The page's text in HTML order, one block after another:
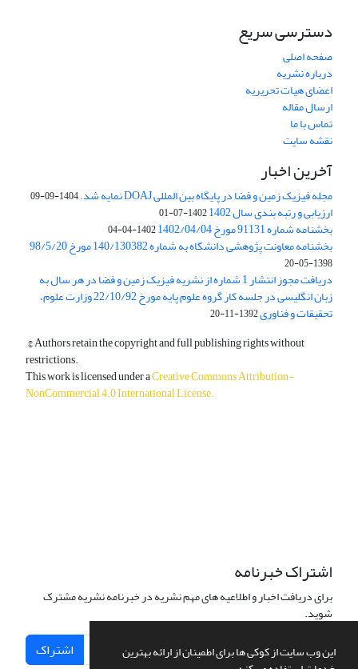
این وب سایت از کوکی ها برای اطمینان از ارائه بهترین
دسترسی سریع
صفحه اصلی
درباره نشریه
اعضای هیات تحریریه
ارسال مقاله
تماس با ما
نقشه سایت
آخرین اخبار
مجله فیزیک زمین و فضا در پایگاه بین المللی DOAJ نمایه شد. 1404-09-09
ارزیابی و رتبه بندی سال 1402 1402-07-01
بخشنامه شماره 91131 مورخ 1402/04/04 1402-04-04
بخشنامه معاونت پژوهشی دانشگاه به شماره 140/130382 مورخ 98/5/20
1398-05-20
دریافت مجوز انتشار 1 شماره از نشریه فیزیک زمین و فضا در هر سال به
زبان انگلیسی در جلسه کار گروه علوم پایه مورخ 22/10/92 وزارت علوم،
تحقیقات و فناوری1392-11-20
© Authors retain the copyright and full publishing rights without
restrictions.
This work is licensed under aCreative Commons Attribution-
NonCommercial 4.0 International License.
اشتراک خبرنامه
برای دریافت اخبار و اطلاعیه های مهم نشریه در خبرنامه نشریه مشترک
شوید.
اشتراک